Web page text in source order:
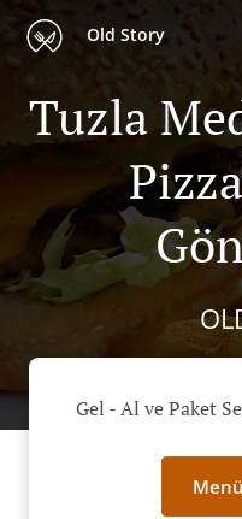
Old Story
Tuzla
Gel - Al ve Paket